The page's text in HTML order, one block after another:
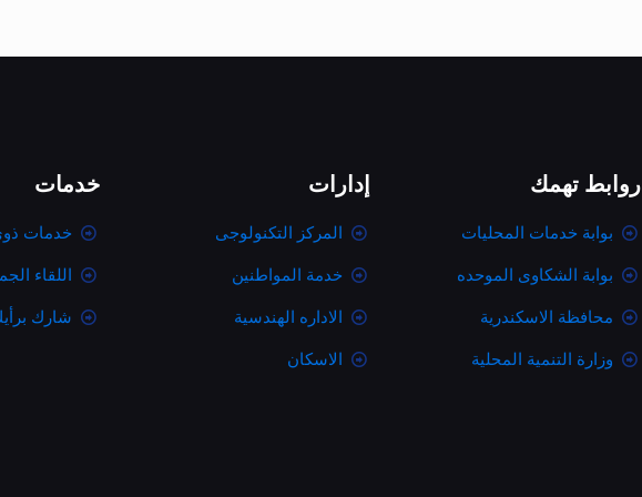
روابط تهمك
بوابة خدمات المحليات
بوابة الشكاوى الموحده
محافظة الاسكندرية
وزارة التنمية المحلية
إدارات
المركز التكنولوجى
خدمة المواطنين
الاداره الهندسية
الاسكان
خدمات
خدمات
اللقاء
شارك